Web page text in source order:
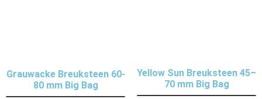
Grauwacke Breuksteen 60-
80 mm Big Bag
Yellow Sun Breuksteen 45–
70 mm Big Bag